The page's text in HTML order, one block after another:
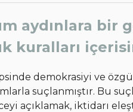
aydınlara bir
kuralları
demokrasiyi ve
suçlanmıştır. Bu
açıklamak, iktidarı